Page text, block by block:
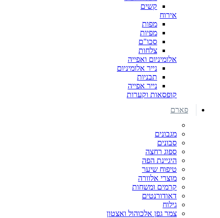
קשים
אירוח
מפות
מפיות
סכו"ם
צלחות
אלומיניום ואפייה
נייר אלומיניום
תבניות
נייר אפייה
קופסאות וקערות
פארם
מגבונים
סבונים
ספוג רחצה
היגיינת הפה
טיפוח שיער
מוצרי אלוורה
קרמים ומשחות
דאודורנטים
גילוח
צמר גפן אלכוהול ואצטון